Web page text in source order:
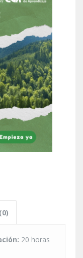
20 horas